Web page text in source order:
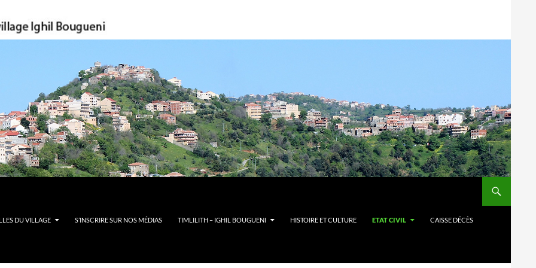
DU VILLAGE S’INSCRIRE SUR NOS MÉDIAS TIMLILITH – IGHIL BOUGUENI HISTOIRE ET CULTURE ETAT CIVIL CAISSE DÉCÈS